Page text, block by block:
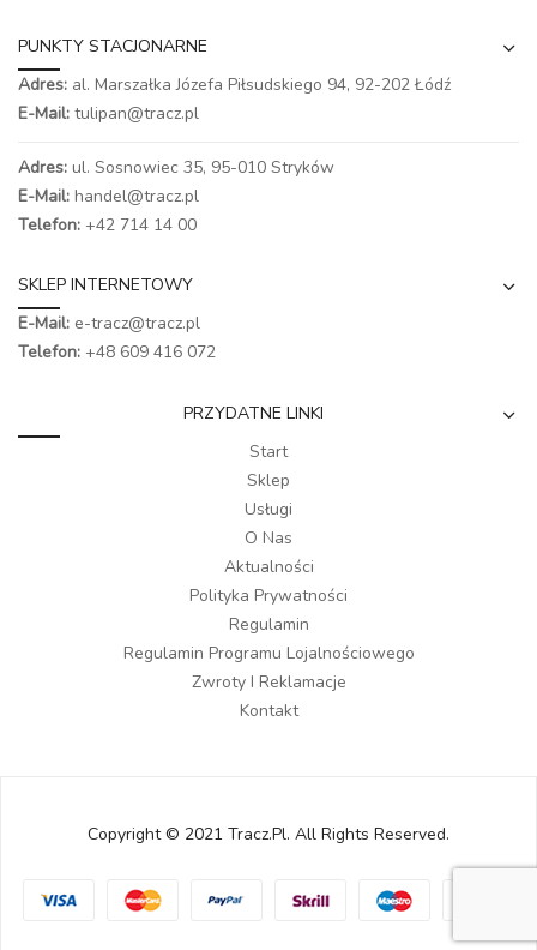
PUNKTY STACJONARNE
Adres: al. Marszałka Józefa Piłsudskiego 94, 92-202 Łódź
E-Mail: tulipan@tracz.pl
Adres: ul. Sosnowiec 35, 95-010 Stryków
E-Mail: handel@tracz.pl
Telefon: +42 714 14 00
SKLEP INTERNETOWY
E-Mail: e-tracz@tracz.pl
Telefon: +48 609 416 072
PRZYDATNE LINKI
Start
Sklep
Usługi
O Nas
Aktualności
Polityka Prywatności
Regulamin
Regulamin Programu Lojalnościowego
Zwroty I Reklamacje
Kontakt
Copyright © 2021 Tracz.pl. All Rights Reserved.